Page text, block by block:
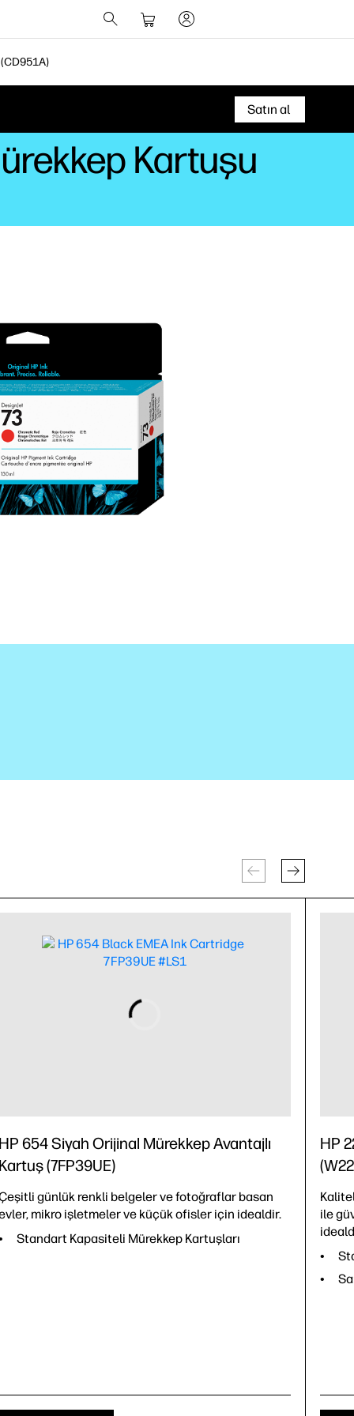
(CD951A)
Satın al
Kartuşu
HP 654 Siyah Orijinal Mürekkep Avantajlı
Kartuş (7FP39UE)
günlük renkli belgeler ve fotoğraflar basan
mikro işletmeler ve küçük ofisler için idealdir.
Standart Kapasiteli Mürekkep Kartuşları
HP
ile